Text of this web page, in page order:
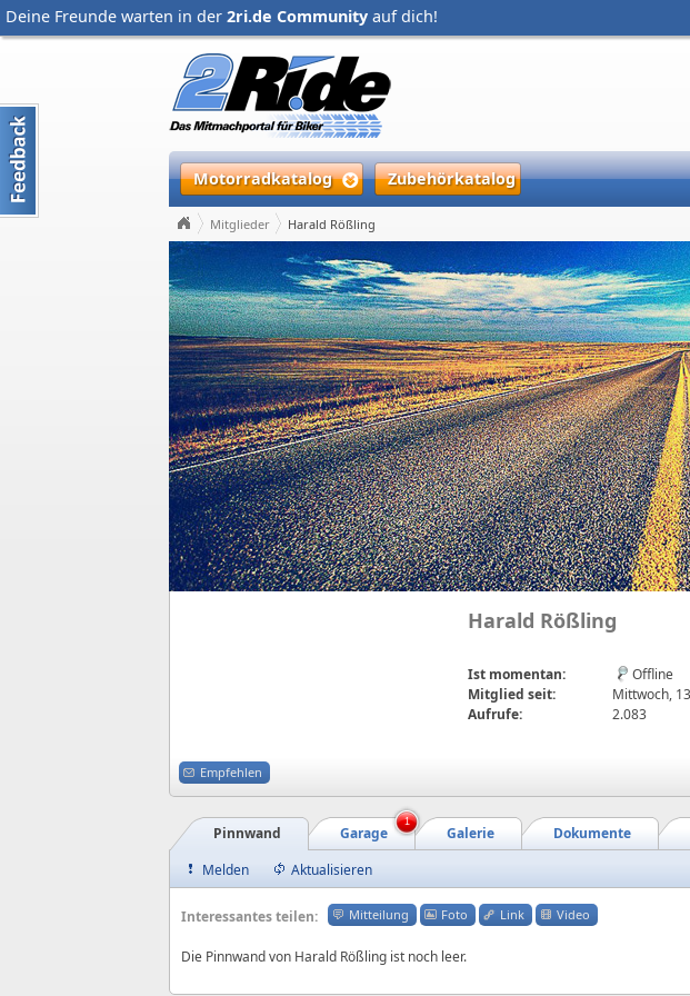
Deine Freunde warten in der 2ri.de Community auf dich!
Motorradkatalog Zubehörkatalog
Mitglieder Harald Rößling
Harald Rößling
Ist momentan:
Offline
Mitglied seit:
Mittwoch,
Aufrufe:
2.083
Empfehlen
Dokumente
Galerie
Garage
Pinnwand
1
Melden Aktualisieren
Interessantes teilen: Mitteilung Foto Link Video
Die Pinnwand von Harald Rößling ist noch leer.